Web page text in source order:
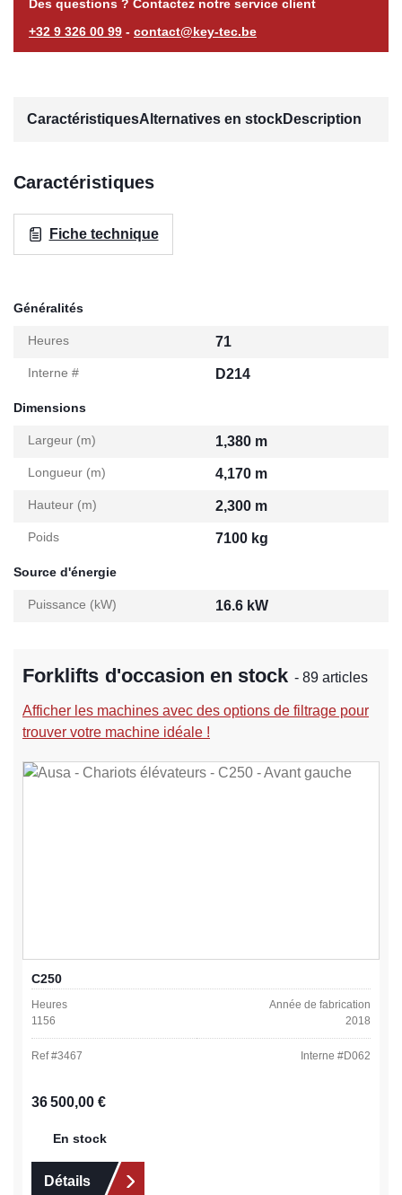
Des questions ? Contactez notre service client
+32 9 326 00 99 - contact@key-tec.be
CaractéristiquesAlternatives en stockDescription
Caractéristiques
Fiche technique
Généralités
Heures 71
Interne # D214
Dimensions
Largeur (m) 1,380 m
Longueur (m) 4,170 m
Hauteur (m) 2,300 m
Poids 7100 kg
Source d'énergie
Puissance (kW) 16.6 kW
Forklifts d'occasion en stock - 89 articles
Afficher les machines avec des options de filtrage pour
trouver votre machine idéale !
C250
Heures
1156
Année de fabrication
2018
Ref #3467 Interne #D062
Prix régulier :
36 500,00 €
En stock
Détails